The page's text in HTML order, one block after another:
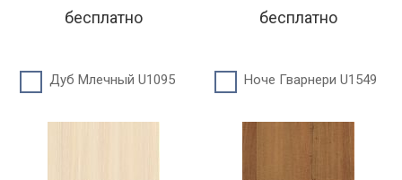
бесплатно бесплатно
Дуб Млечный U1095 Ноче Гварнери U1549